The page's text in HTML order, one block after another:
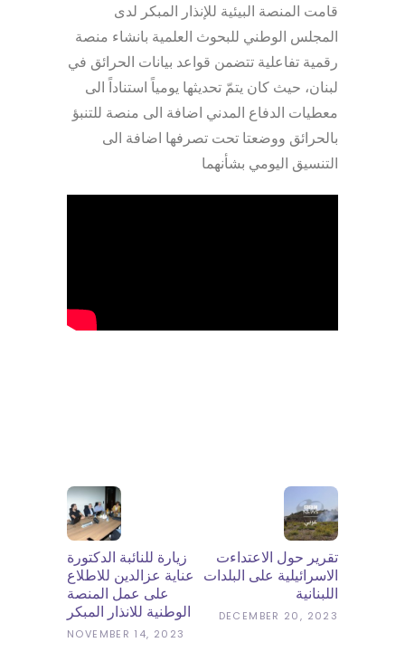
قامت المنصة البيئية للإنذار المبكر لدى
المجلس الوطني للبحوث العلمية بانشاء منصة
رقمية تفاعلية تتضمن قواعد بيانات الحرائق في
لبنان، حيث كان يتمّ تحديثها يومياً استناداً الى
معطيات الدفاع المدني اضافة الى منصة للتنبؤ
بالحرائق ووضعتا تحت تصرفها اضافة الى
التنسيق اليومي بشأنهما
زيارة للنائبة الدكتورة
عناية عزالدين للاطلاع
على عمل المنصة
الوطنية للانذار المبكر
NOVEMBER 14, 2023
تقرير حول الاعتداءت
الاسرائيلية على البلدات
اللبنانية
DECEMBER 20, 2023